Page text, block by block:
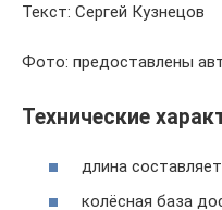
Текст: Сергей Кузнецов
Фото: предоставлены
Технические
длина
колёсная база